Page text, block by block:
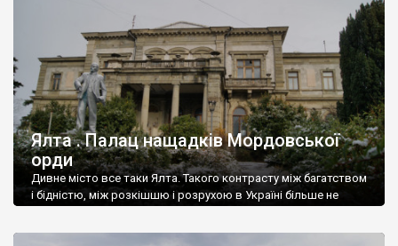
Ялта . Палац нащадків Мордовської
орди
Дивне місто все таки Ялта. Такого контрасту між багатством
і бідністю, між розкішшю і розрухою в Україні більше не